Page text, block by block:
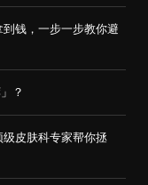
钱，一步一步教你避
？
皮肤科专家帮你拯